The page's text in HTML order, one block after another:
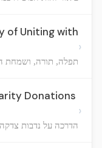
of Uniting with
תפלה, תורה, ושמחת
›
Donations
הדרכה על נדבות צדקה
›